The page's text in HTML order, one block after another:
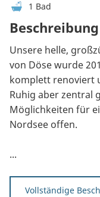
1 Bad
Beschreibung
Unsere helle,
von Döse wurde
komplett renoviert
Ruhig aber zentral
Möglichkeiten für
Nordsee offen.
...
Vollständige